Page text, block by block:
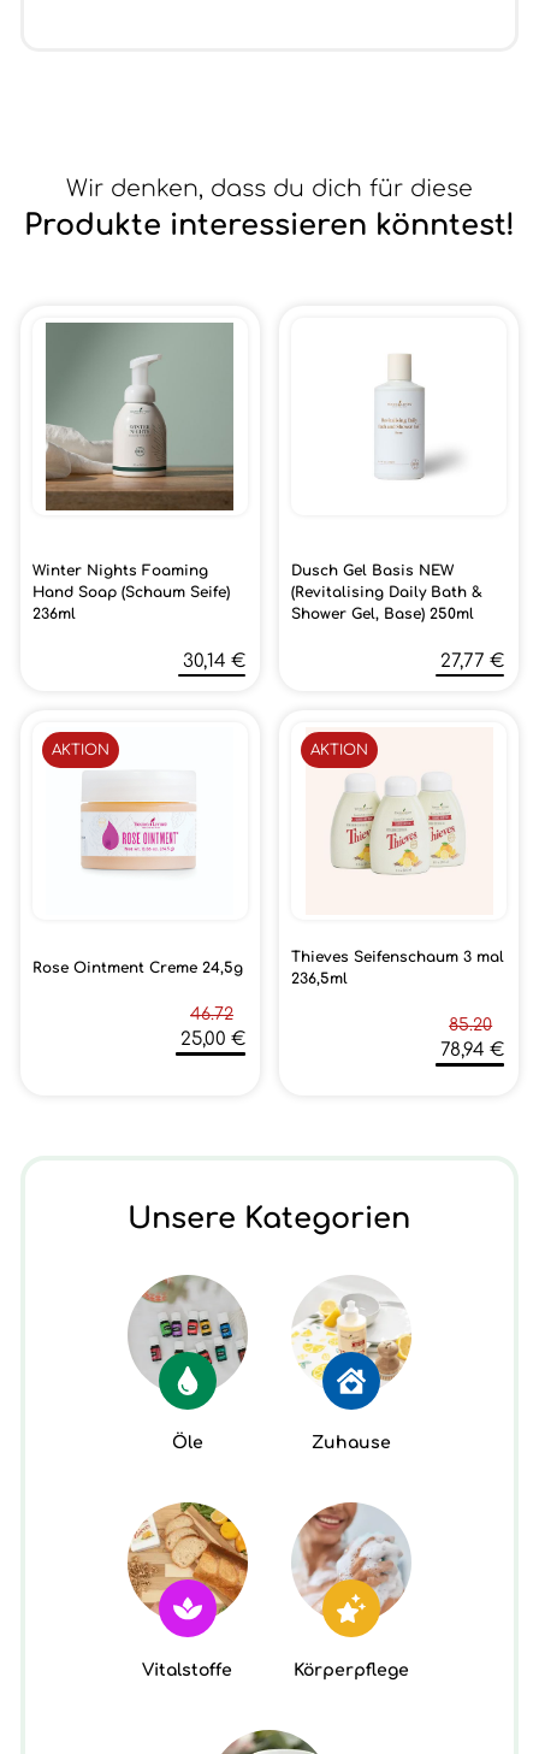
Wir denken, dass du dich für diese
Produkte interessieren könntest!
Winter Nights Foaming
Hand Soap (Schaum Seife)
236ml
30,14 €
Dusch Gel Basis NEW
(Revitalising Daily Bath &
Shower Gel, Base) 250ml
27,77 €
Rose Ointment Creme 24,5g
46.72
25,00 €
AKTION
Thieves Seifenschaum 3 mal
236,5ml
85.20
78,94 €
AKTION
Unsere Kategorien
Öle Zuhause
Vitalstoffe Körperpflege